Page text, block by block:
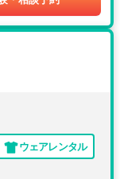
ウェアレンタル